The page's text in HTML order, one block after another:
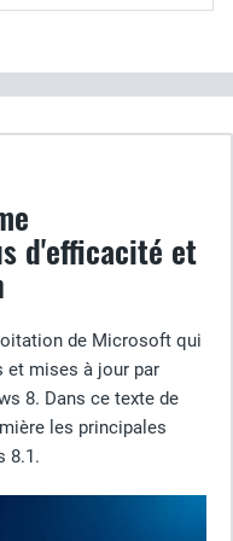
d'efficacité et
de Microsoft qui
et mises à jour par
8. Dans ce texte de
les principales
8.1.